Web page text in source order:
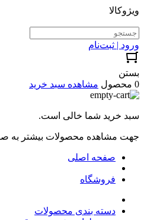
ویژوکالا
ورود | ثبت‌نام
بستن
0 محصول
مشاهده سبد خرید
سبد خرید شما خالی است.
جهت مشاهده محصولات بیشتر به
صفحه اصلی
فروشگاه
دسته بندی محصولات